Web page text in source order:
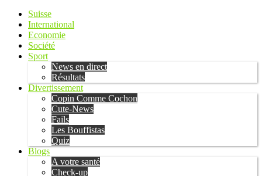
Suisse
International
Economie
Société
Sport
News en direct
Résultats
Divertissement
Copin Comme Cochon
Cute-News
Fails
Les Bouffistas
Quiz
Blogs
A votre santé
Check-up